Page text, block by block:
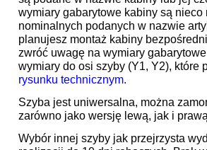
wymiary gabarytowe kabiny są nieco
nominalnych podanych w nazwie
planujesz montaż kabiny
zwróć uwagę na wymiary
wymiary do osi szyby (Y1, Y2), które
rysunku technicznym.
Szyba jest uniwersalna, można
zarówno jako wersję lewą, jak i
Wybór innej szyby jak przejrzysta